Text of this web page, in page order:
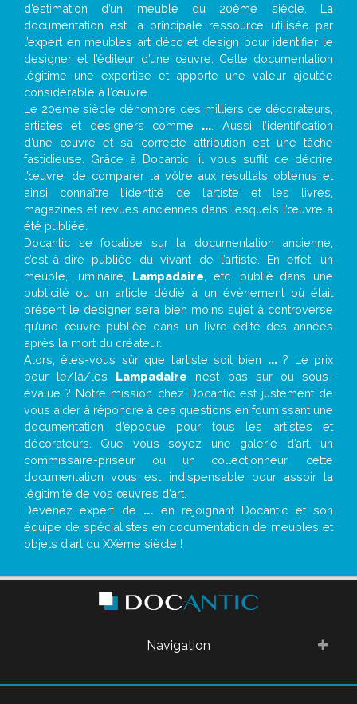
d’estimation d’un meuble du 20ème siècle. La
documentation est la principale ressource utilisée par
l’expert en meubles art déco et design pour identifier le
designer et l’éditeur d’une œuvre. Cette documentation
légitime une expertise et apporte une valeur ajoutée
considérable à l’œuvre.
Le 20eme siècle dénombre des milliers de décorateurs,
artistes et designers comme ... . Aussi, l’identification
d’une œuvre et sa correcte attribution est une tâche
fastidieuse. Grâce à Docantic, il vous suffit de décrire
l’œuvre, de comparer la vôtre aux résultats obtenus et
ainsi connaître l’identité de l’artiste et les livres,
magazines et revues anciennes dans lesquels l’œuvre a
été publiée.
Docantic se focalise sur la documentation ancienne,
c’est-à-dire publiée du vivant de l’artiste. En effet, un
meuble, luminaire, Lampadaire , etc. publié dans une
publicité ou un article dédié à un évènement où était
présent le designer sera bien moins sujet à controverse
qu’une œuvre publiée dans un livre édité des années
après la mort du créateur.
Alors, êtes-vous sûr que l’artiste soit bien ...? Le prix
pour le/la/les Lampadaire n’est pas sur ou sous-
évalué ? Notre mission chez Docantic est justement de
vous aider à répondre à ces questions en fournissant une
documentation d’époque pour tous les artistes et
décorateurs. Que vous soyez une galerie d’art, un
commissaire-priseur ou un collectionneur, cette
documentation vous est indispensable pour assoir la
légitimité de vos œuvres d’art.
Devenez expert de ... en rejoignant Docantic et son
équipe de spécialistes en documentation de meubles et
objets d’art du XXème siècle !
Navigation